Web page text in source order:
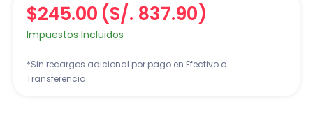
$245.00 (S/. 837.90)
Impuestos Incluidos
*Sin recargos adicional por pago en Efectivo o
Transferencia.